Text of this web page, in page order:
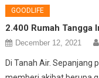
GOODLIFE
2.400 Rumah Tangga
December 12, 2021
Di Tanah Air. Sepanjang